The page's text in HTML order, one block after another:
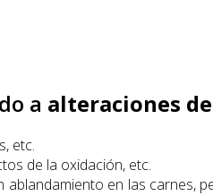
a alteraciones de
etc.
de la oxidación, etc.
en las carnes,